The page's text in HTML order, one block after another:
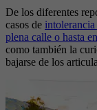
De los diferentes
casos de intolerancia
plena calle o hasta
como también la
bajarse de los